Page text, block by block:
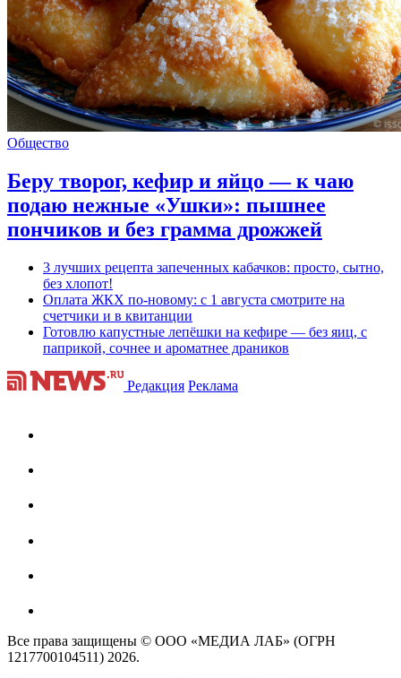
Общество
Беру творог, кефир и яйцо — к чаю
подаю нежные «Ушки»: пышнее
пончиков и без грамма дрожжей
3 лучших рецепта запеченных кабачков: просто, сытно,
без хлопот!
Оплата ЖКХ по-новому: с 1 августа смотрите на
счетчики и в квитанции
Готовлю капустные лепёшки на кефире — без яиц, с
паприкой, сочнее и ароматнее драников
Редакция Реклама
Все права защищены © ООО «МЕДИА ЛАБ» (ОГРН
1217700104511) 2026.